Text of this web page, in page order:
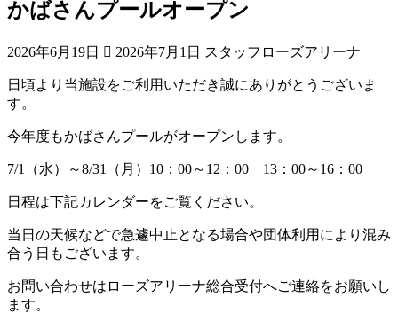
かばさんプールオープン
2026年6月19日
最
更
時
2026年7月1日 スタッフローズアリーナ
日頃より当施設をご利用いただき誠にありがとうございま
す。
今年度もかばさんプールがオープンします。
7/1（水）～8/31（月）10：00～12：00 13：00～16：00
日程は下記カレンダーをご覧ください。
当日の天候などで急遽中止となる場合や団体利用により混み
合う日もございます。
お問い合わせはローズアリーナ総合受付へご連絡をお願いし
ます。